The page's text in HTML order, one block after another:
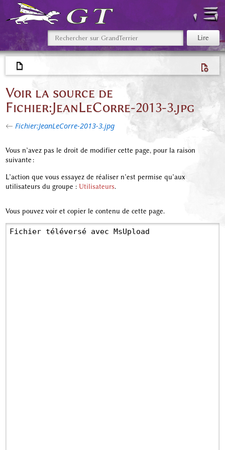
Voir la source de
Fichier:JeanLeCorre-2013-3.jpg
← Fichier:JeanLeCorre-2013-3.jpg
Vous n’avez pas le droit de modifier cette page, pour la raison
suivante :
L’action que vous essayez de réaliser n’est permise qu’aux
utilisateurs du groupe : Utilisateurs.
Vous pouvez voir et copier le contenu de cette page.